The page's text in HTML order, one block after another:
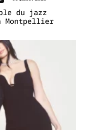
du jazz
Montpellier